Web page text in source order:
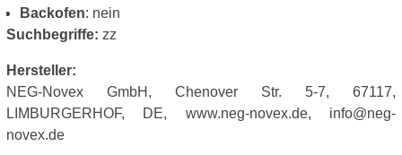
Backofen: nein
Suchbegriffe: zz
Hersteller:
NEG-Novex GmbH, Chenover Str. 5-7, 67117,
LIMBURGERHOF, DE, www.neg-novex.de, info@neg-
novex.de